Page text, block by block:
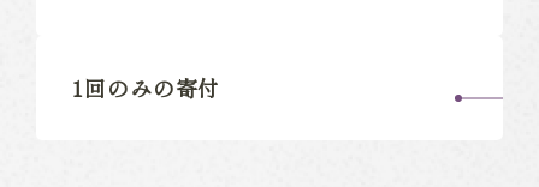
1回のみの寄付